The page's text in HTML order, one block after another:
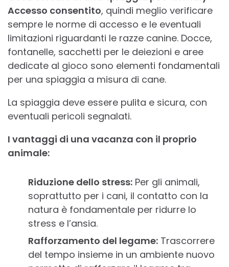
Accesso consentito, quindi meglio verificare
sempre le norme di accesso e le eventuali
limitazioni riguardanti le razze canine. Docce,
fontanelle, sacchetti per le deiezioni e aree
dedicate al gioco sono elementi fondamentali
per una spiaggia a misura di cane.
La spiaggia deve essere pulita e sicura, con
eventuali pericoli segnalati.
I vantaggi di una vacanza con il proprio
animale:
Riduzione dello stress: Per gli animali,
soprattutto per i cani, il contatto con la
natura è fondamentale per ridurre lo
stress e l’ansia.
Rafforzamento del legame: Trascorrere
del tempo insieme in un ambiente nuovo